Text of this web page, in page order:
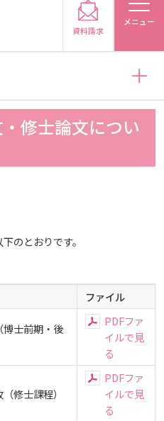
メニュー
方
資料請求
修士論文につい
のとおりです。
ファイル
博士前期・後
PDFファ
イルで見
る
修士課程）
PDFファ
イルで見
る
）
サイト）
）
合教育センター）